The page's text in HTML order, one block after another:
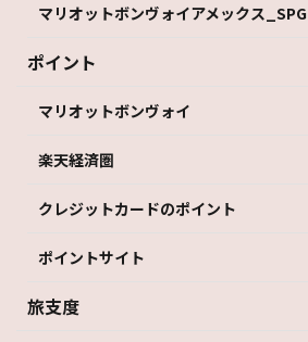
マリオットボンヴォイアメックス_SPG
ポイント
マリオットボンヴォイ
楽天経済圏
クレジットカードのポイント
ポイントサイト
旅支度